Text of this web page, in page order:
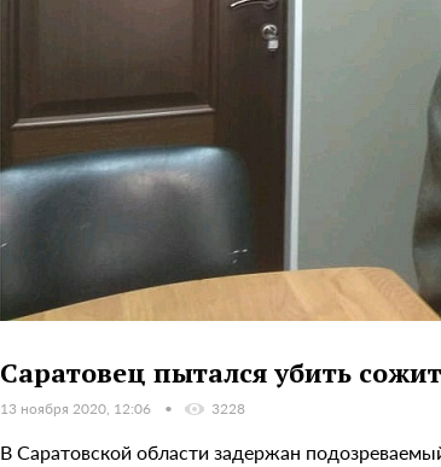
Саратовец пытался убить
13 ноября 2020, 12:06 3228
В Саратовской области задержан